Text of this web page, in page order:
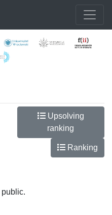
Upsolving
ranking
Ranking